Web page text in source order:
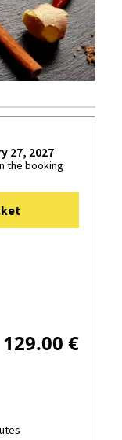
27, 2027
the booking
129.00 €